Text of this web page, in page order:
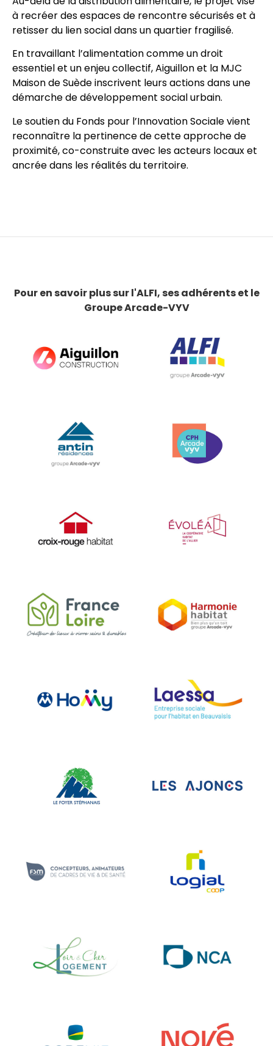
à recréer des espaces de rencontre sécurisés et à
retisser du lien social dans un quartier fragilisé.
En travaillant l’alimentation comme un droit
essentiel et un enjeu collectif, Aiguillon et la MJC
Maison de Suède inscrivent leurs actions dans une
démarche de développement social urbain.
Le soutien du Fonds pour l’Innovation Sociale vient
reconnaître la pertinence de cette approche de
proximité, co-construite avec les acteurs locaux et
ancrée dans les réalités du territoire.
Pour en savoir plus sur l'ALFI, ses adhérents et le
Groupe Arcade-VYV